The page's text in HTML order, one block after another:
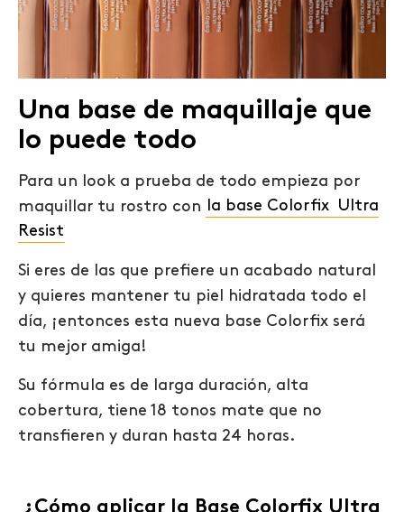
Una base de maquillaje que
lo puede todo
Para un look a prueba de todo empieza por
maquillar tu rostro con la base Colorfix Ultra
Resist
Si eres de las que prefiere un acabado natural
y quieres mantener tu piel hidratada todo el
día, ¡entonces esta nueva base Colorfix será
tu mejor amiga!
Su fórmula es de larga duración, alta
cobertura, tiene 18 tonos mate que no
transfieren y duran hasta 24 horas.
¿Cómo aplicar la Base Colorfix Ultra